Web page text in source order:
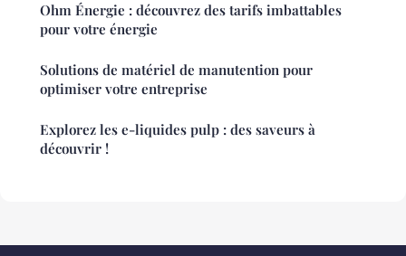
Ohm Énergie : découvrez des tarifs imbattables
pour votre énergie
Solutions de matériel de manutention pour
optimiser votre entreprise
Explorez les e-liquides pulp : des saveurs à
découvrir !